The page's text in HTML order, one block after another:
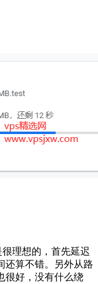
理想的，首先延迟
还算不错。另外从路
很好，没有什么绕